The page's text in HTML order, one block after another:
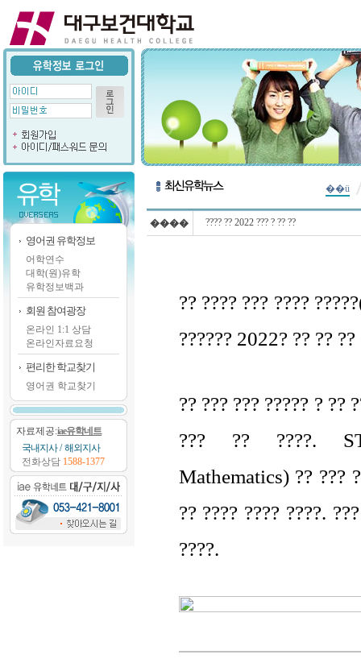
영어권 유학정보
어학연수
대학(원)유학
유학정보백과
회원 참여광장
온라인 1:1 상담
온라인자료요청
편리한 학교찾기
영어권 학교찾기
자료제공:iae유학네트
국내지사/해외지사
전화상담 1588-1377
��ü
���� ???? ?? 2022 ??? ? ?? ??
?? ???? ??? ????
?????? 2022? ?? ??
?? ??? ??? ????? ? ??
??? ?? ????.
Mathematics) ?? ???
?? ???? ???? ????.
????.